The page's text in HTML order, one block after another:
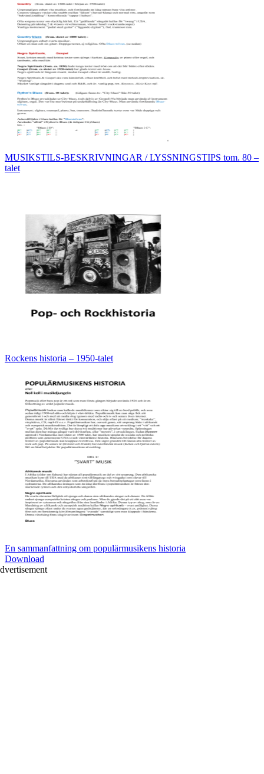
MUSIKSTILS-BESKRIVNINGAR / LYSSNINGSTIPS tom. 80 –
talet
Rockens historia – 1950-talet
En sammanfattning om populärmusikens historia
Download